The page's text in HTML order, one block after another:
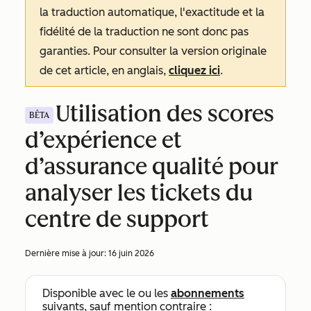
la traduction automatique, l'exactitude et la
fidélité de la traduction ne sont donc pas
garanties. Pour consulter la version originale
de cet article, en anglais, cliquez ici.
BÊTA
Utilisation des scores
d’expérience et
d’assurance qualité pour
analyser les tickets du
centre de support
Dernière mise à jour: 16 juin 2026
Disponible avec le ou les abonnements
suivants, sauf mention contraire :